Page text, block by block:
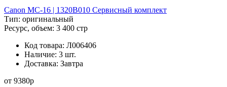
Canon MC-16 | 1320B010 Сервисный комплект
Тип: оригинальный
Ресурс, объем: 3 400 стр
Код товара: Л006406
Наличие: 3 шт.
Доставка: Завтра
от 9380p